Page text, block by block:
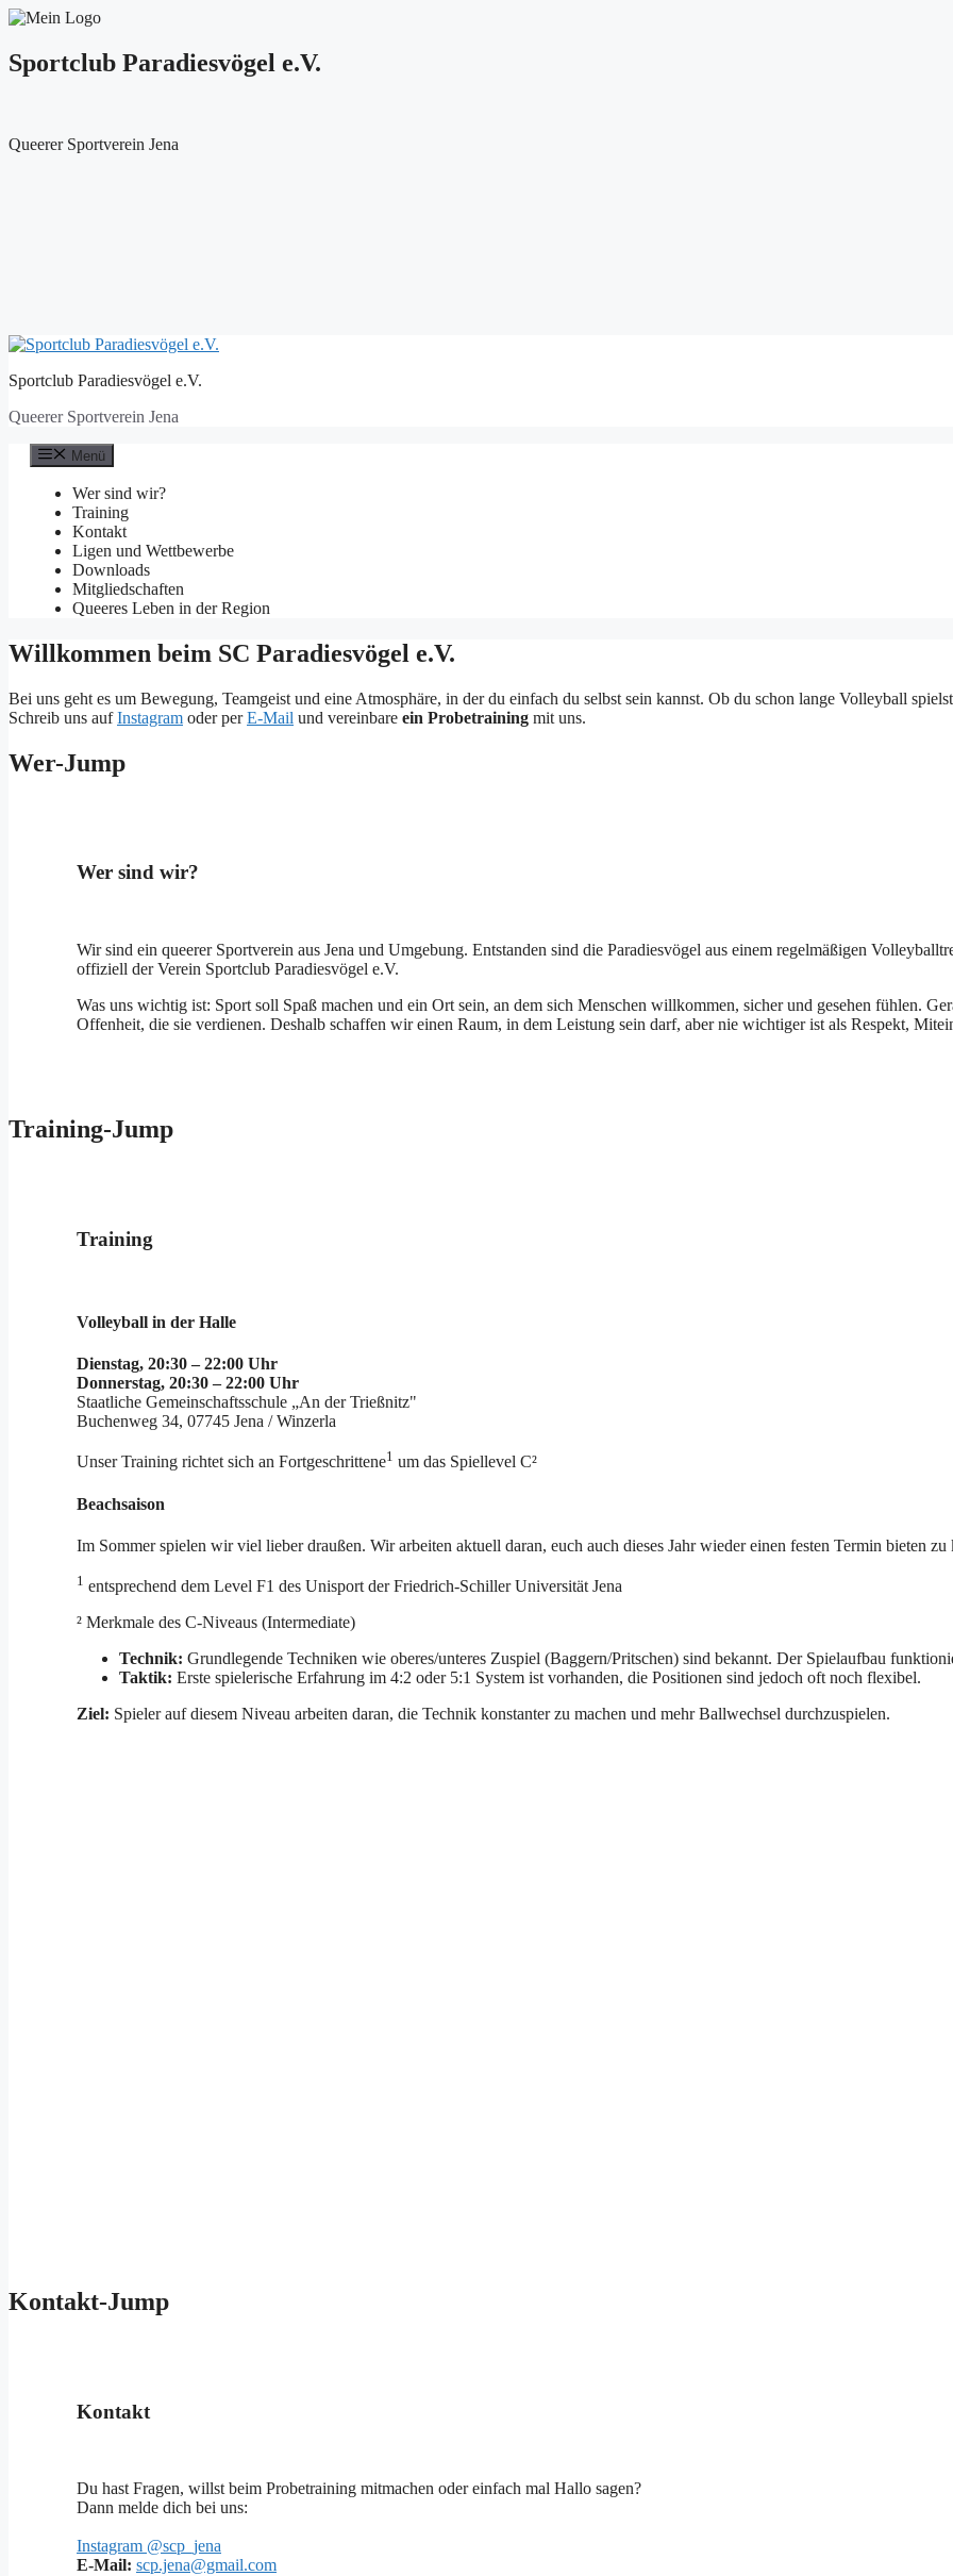
Sportclub Paradiesvögel e.V.
Queerer Sportverein Jena
Zum
springen
Sportclub Paradiesvögel e.V.
Queerer Sportverein Jena
Menü
Wer sind wir?
Training
Kontakt
Ligen und Wettbewerbe
Downloads
Mitgliedschaften
Queeres Leben in der Region
Willkommen beim SC Paradiesvögel e.V.
Bei uns geht es um Bewegung, Teamgeist und eine Atmosphäre, in der du einfach du selbst sein kannst. Ob du schon lange Volleyball
Schreib uns aufInstagram oder perE-Mail und vereinbare ein Probetraining mit uns.
Wer-Jump
Wer sind wir?
Wir sind ein queerer Sportverein aus Jena und Umgebung. Entstanden sind die Paradiesvögel aus einem regelmäßigen
offiziell der Verein Sportclub Paradiesvögel e.V.
Was uns wichtig ist: Sport soll Spaß machen und ein Ort sein, an dem sich Menschen willkommen, sicher und gesehen fühlen.
Offenheit, die sie verdienen. Deshalb schaffen wir einen Raum, in dem Leistung sein darf, aber nie wichtiger ist als Respekt,
Training-Jump
Training
Volleyball in der Halle
Dienstag, 20:30 – 22:00 Uhr
Donnerstag, 20:30 – 22:00 Uhr
Staatliche Gemeinschaftsschule „An der Trießnitz"
Buchenweg 34, 07745 Jena / Winzerla
Unser Training richtet sich an Fortgeschrittene1 um das Spiellevel C²
Beachsaison
Im Sommer spielen wir viel lieber draußen. Wir arbeiten aktuell daran, euch auch dieses Jahr wieder einen festen Termin bieten
1 entsprechend dem Level F1 des Unisport der Friedrich-Schiller Universität Jena
² Merkmale des C-Niveaus (Intermediate)
Technik: Grundlegende Techniken wie oberes/unteres Zuspiel (Baggern/Pritschen) sind bekannt. Der Spielaufbau
Taktik: Erste spielerische Erfahrung im 4:2 oder 5:1 System ist vorhanden, die Positionen sind jedoch oft noch flexibel.
Ziel: Spieler auf diesem Niveau arbeiten daran, die Technik konstanter zu machen und mehr Ballwechsel durchzuspielen.
Kontakt-Jump
Kontakt
Du hast Fragen, willst beim Probetraining mitmachen oder einfach mal Hallo sagen?
Dann melde dich bei uns:
Instagram @scp_jena
E-Mail: scp.jena@gmail.com